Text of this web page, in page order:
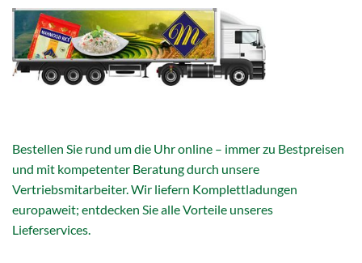
Bestellen Sie rund um die Uhr online – immer zu Bestpreisen
und mit kompetenter Beratung durch unsere
Vertriebsmitarbeiter. Wir liefern Komplettladungen
europaweit; entdecken Sie alle Vorteile unseres
Lieferservices.